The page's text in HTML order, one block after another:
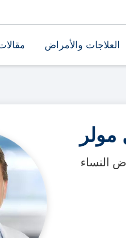
العلاجات والأمراض
مولر
النساء